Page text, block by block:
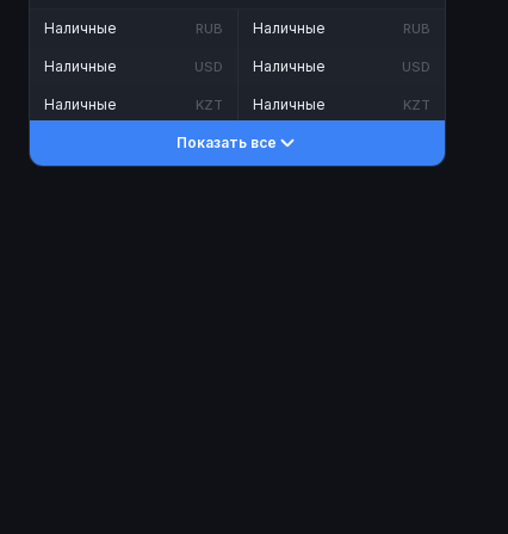
Наличные RUB
Наличные USD
Наличные KZT
Наличные RUB
Наличные USD
Наличные KZT
Показать все